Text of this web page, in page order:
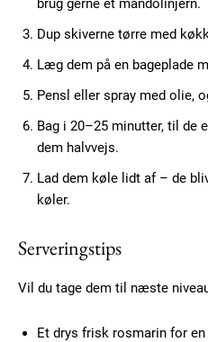
Free limited access
Gratis
Etiam est nibh, lobortis sit
brug gerne et mandolinjern.
Dup skiverne tørre med
Læg dem på en bageplade
Pensl eller spray med olie,
Bag i 20–25 minutter, til de
dem halvvejs.
Lad dem køle lidt af – de
køler.
Serveringstips
Vil du tage dem til næste
Et drys frisk rosmarin for